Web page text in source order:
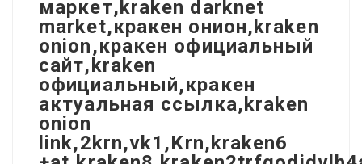
маркет,kraken darknet
market,кракен онион,kraken
onion,кракен официальный
сайт,kraken
официальный,кракен
актуальная ссылка,kraken
onion
link,2krn,vk1,Krn,kraken6